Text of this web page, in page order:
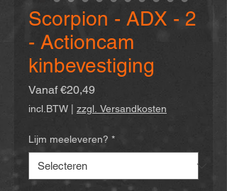
Scorpion - ADX - 2
- Actioncam
kinbevestiging
Vanaf€20,49Verkoopprijs
incl.BTW zzgl. Versandkosten
Lijm meeleveren? *